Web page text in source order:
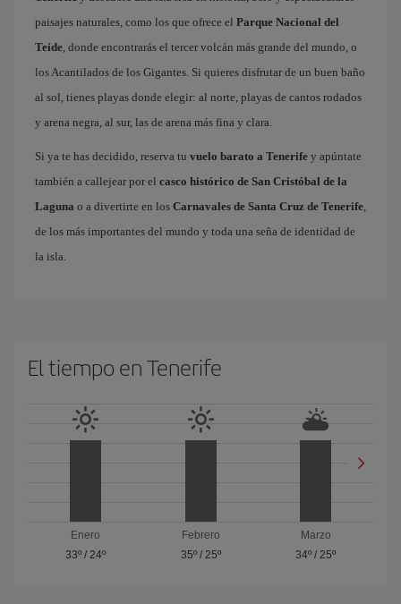
paisajes naturales, como los que ofrece el Parque Nacional del
Teide, donde encontrarás el tercer volcán más grande del mundo, o
los Acantilados de los Gigantes. Si quieres disfrutar de un buen baño
al sol, tienes playas donde elegir: al norte, playas de cantos rodados
y arena negra, al sur, las de arena más fina y clara.
Si ya te has decidido, reserva tu vuelo barato a Tenerife y apúntate
también a callejear por el casco histórico de San Cristóbal de la
Laguna o a divertirte en los Carnavales de Santa Cruz de Tenerife,
de los más importantes del mundo y toda una seña de identidad de
la isla.
El tiempo en Tenerife
Enero
33º/ 24º
Febrero
35º/ 25º
Marzo
34º /25º